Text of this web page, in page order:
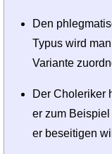
Den
Typus wird
Variante
Der Choleriker
er zum
er beseitigen